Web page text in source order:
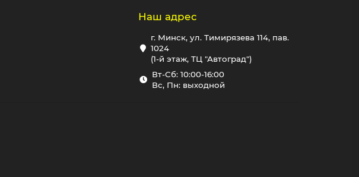
Наш адрес
г. Минск, ул. Тимирязева 114, пав.
1024
(1-й этаж, ТЦ "Автоград")
Вт-Сб: 10:00-16:00
Вс, Пн: выходной